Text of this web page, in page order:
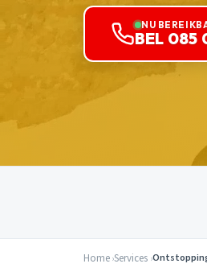
NU
BEL 085
Home Services